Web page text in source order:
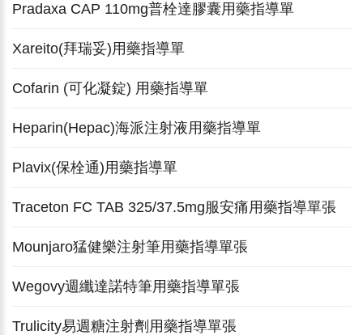
Pradaxa CAP 110mg普栓達膠囊用藥指導單
Xareito(拜瑞妥)用藥指導單
Cofarin (可化凝錠) 用藥指導單
Heparin(Hepac)海派注射液用藥指導單
Plavix(保栓通)用藥指導單
Traceton FC TAB 325/37.5mg服安痛用藥指導單張
Mounjaro猛健樂注射筆用藥指導單張
Wegovy週纖達諾特筆用藥指導單張
Trulicity易週糖注射劑用藥指導單張